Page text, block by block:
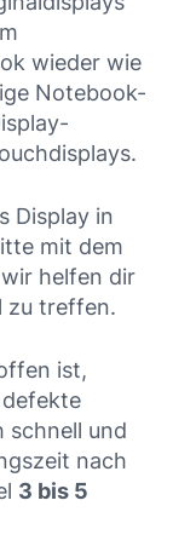
wieder wie
Notebook-
Display in
mit dem
helfen dir
zu treffen.
ist,
defekte
schnell und
nach
3 bis 5